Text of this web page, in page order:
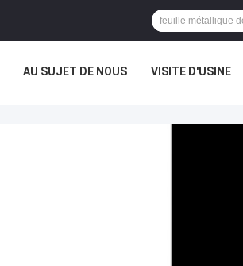
AU SUJET DE NOUS VISITE D'USINE